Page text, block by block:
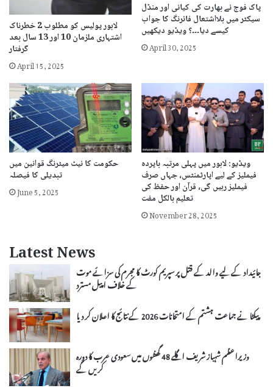
لاہور پولیس کو مطلوب 2 خطرناک
اشتہاری ملزمان 10 اور 13 سال بعد
گرفتار
April 15, 2025
پاک فوج نے بھارت کی کیانی اور منڈل
سیکٹر میں بلااشتعال فائرنگ کا جواب
کیسے دیا۔۔۔؟ ویڈیو دیکھیں
April 30, 2025
حکومت کا نیٹ میٹرنگ قوانین میں
تبدیلی کا فیصلہ
June 5, 2025
ویڈیو: لاہور میں پہلی مرتبہ باپردہ
فیملیز کے لیے اپارٹمنٹس، جہاں صرف
فیملیز رہیں گی، قرآن اور حفظ کی
تعلیم بالکل مفت
November 28, 2025
Latest News
جائیداد کے لیے والد کے قتل پر سپریم کورٹ کا مجرم کی سزائے موت
کے خلاف اپیل مسترد
پیکٹا نے جماعت ہشتم کے امتحانات 2026 کے نتائج کا اعلان کر دیا
وزیراعظم شہباز شریف اگلے 48 گھنٹوں میں سعودی عرب کا دورہ
کریں گے